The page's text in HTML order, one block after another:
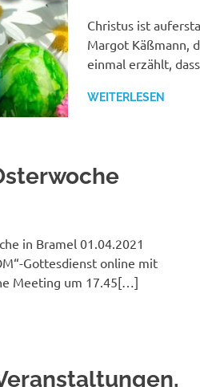
Christus ist
Margot Käßmann,
einmal erzählt,
WEITERLESEN
in Bramel 01.04.2021
Gottesdienst online mit
Meeting um 17.45[…]